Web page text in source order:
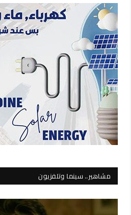
مشاهير.. سينما وتلفزيون